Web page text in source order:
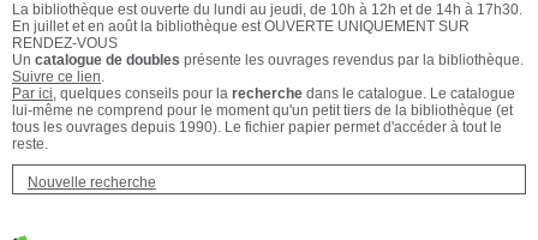
La bibliothèque est ouverte du lundi au jeudi, de 10h à 12h et de 14h à 17h30.
En juillet et en août la bibliothèque est OUVERTE UNIQUEMENT SUR
RENDEZ-VOUS
Un catalogue de doubles présente les ouvrages revendus par la bibliothèque.
Suivre ce lien.
Par ici, quelques conseils pour la recherche dans le catalogue. Le catalogue
lui-même ne comprend pour le moment qu'un petit tiers de la bibliothèque (et
tous les ouvrages depuis 1990). Le fichier papier permet d'accéder à tout le
reste.
Nouvelle recherche